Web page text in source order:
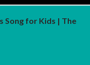
Song for Kids | The